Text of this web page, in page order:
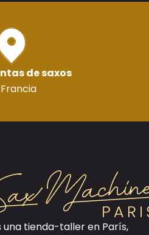
de saxos
una tienda-taller en París,